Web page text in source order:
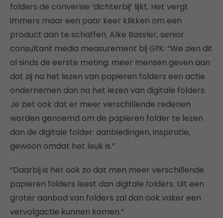
folders de conversie ‘dichterbij’ lijkt. Het vergt
immers maar een paar keer klikken om een
product aan te schaffen. Alke Bassler, senior
consultant media measurement bij GfK: “We zien dit
al sinds de eerste meting: meer mensen geven aan
dat zij na het lezen van papieren folders een actie
ondernemen dan na het lezen van digitale folders.
Je ziet ook dat er meer verschillende redenen
worden genoemd om de papieren folder te lezen
dan de digitale folder: aanbiedingen, inspiratie,
gewoon omdat het leuk is.”
“Daarbij is het ook zo dat men meer verschillende
papieren folders leest dan digitale folders. Uit een
groter aanbod van folders zal dan ook vaker een
vervolgactie kunnen komen.”